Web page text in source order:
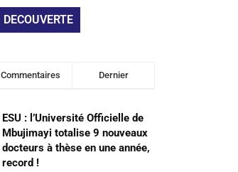
DECOUVERTE
Commentaires Dernier
ESU : l’Université Officielle de
Mbujimayi totalise 9 nouveaux
docteurs à thèse en une année,
record !